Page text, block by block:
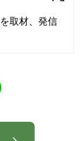
取材、発信